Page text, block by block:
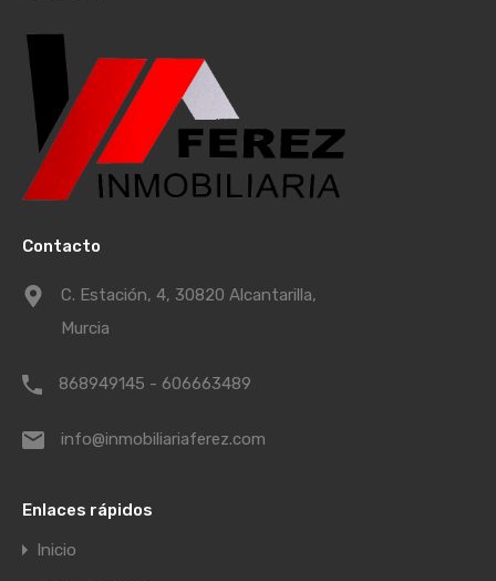
Contacto
C. Estación, 4, 30820 Alcantarilla,
Murcia
868949145 - 606663489
info@inmobiliariaferez.com
Enlaces rápidos
Inicio